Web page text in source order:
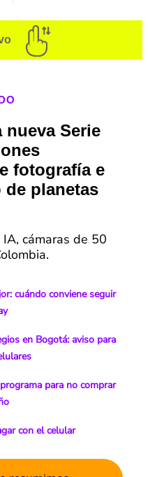
nueva Serie
fotografía e
planetas
cámaras de 50
cuándo conviene seguir
en Bogotá: aviso para
para no comprar
con el celular